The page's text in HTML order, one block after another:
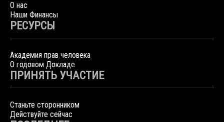
О нас
Наши Финансы
РЕСУРСЫ
Академия прав человека
О годовом Докладе
ПРИНЯТЬ УЧАСТИЕ
Станьте сторонником
Действуйте сейчас